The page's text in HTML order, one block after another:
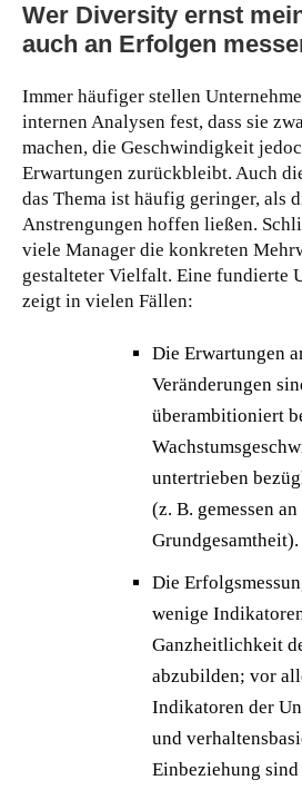
Wer Diversity ernst
auch an Erfolgen
Immer häufiger stellen
internen Analysen fest, dass sie
machen, die Geschwindigkeit
Erwartungen zurückbleibt. Auch
das Thema ist häufig geringer, als
Anstrengungen hoffen ließen.
viele Manager die konkreten
gestalteter Vielfalt. Eine fundierte
zeigt in vielen Fällen:
Die Erwartungen
Veränderungen
überambitioniert
untertrieben
(z. B. gemessen
Grundgesamtheit).
Die
wenige
Ganzheitlichkeit
abzubilden; vor
Indikatoren der
und
Einbeziehung sind